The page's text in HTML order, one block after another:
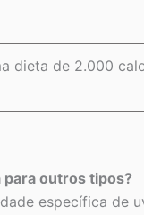
dieta de 2.000
para outros tipos?
específica de